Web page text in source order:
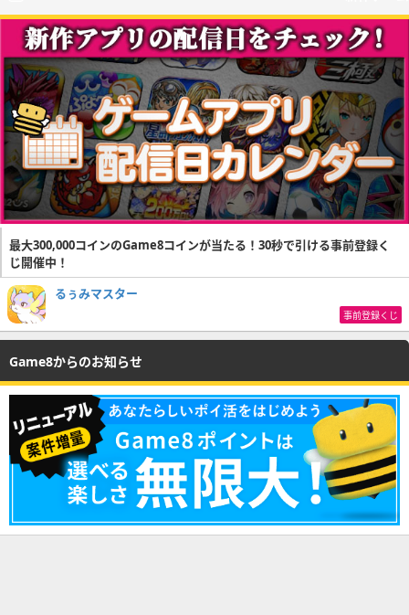
最大300,000コインのGame8コインが当たる！30秒で引ける事前登録く
じ開催中！
るぅみマスター
事前登録くじ
Game8からのお知らせ